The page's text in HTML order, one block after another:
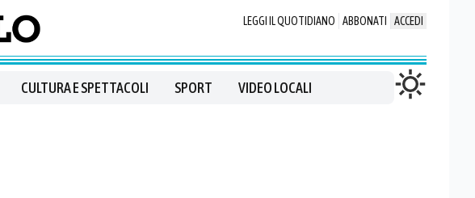
LEGGI IL QUOTIDIANO ABBONATI ACCEDI
CULTURA E SPETTACOLI SPORT VIDEO LOCALI